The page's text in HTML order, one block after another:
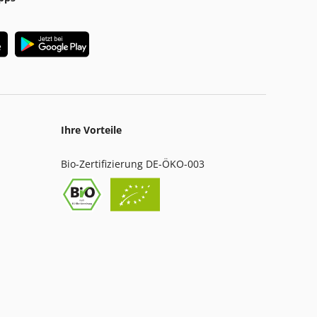
Ihre Vorteile
Bio-Zertifizierung DE-ÖKO-003